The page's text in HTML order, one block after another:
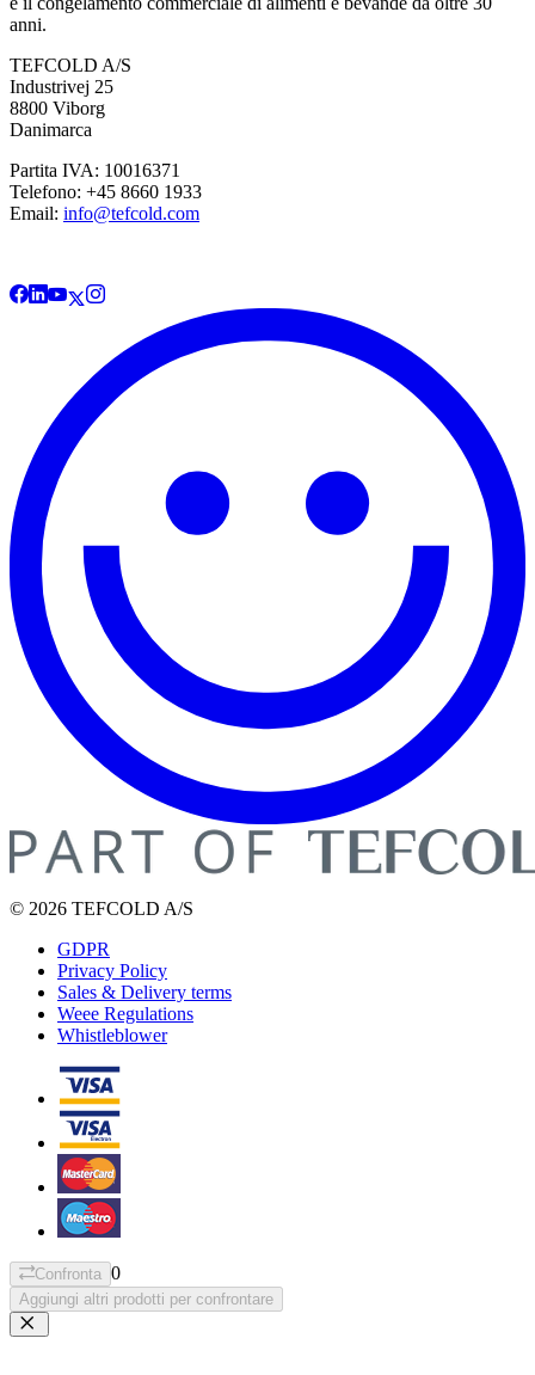
anni.
TEFCOLD A/S
Industrivej 25
8800 Viborg
Danimarca
Partita IVA: 10016371
Telefono: +45 8660 1933
Email: info@tefcold.com
© 2026 TEFCOLD A/S
GDPR
Privacy Policy
Sales & Delivery terms
Weee Regulations
Whistleblower
Confronta 0
Aggiungi altri prodotti per confrontare